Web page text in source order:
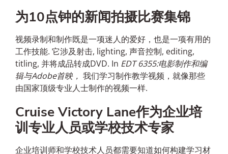
为10点钟的新闻拍摄比赛集锦
视频录制和制作既是一项迷人的爱好，也是一项有用的
工作技能. 它涉及射击, lighting, 声音控制, editing,
titling, 并将成品转成DVD. In EDT 6355:电影制作和编
辑与Adobe首映， 我们学习制作教学视频，就像那些
由国家顶级专业人士制作的视频一样.
Cruise Victory Lane作为企业培
训专业人员或学校技术专家
企业培训师和学校技术人员都需要知道如何构建学习材